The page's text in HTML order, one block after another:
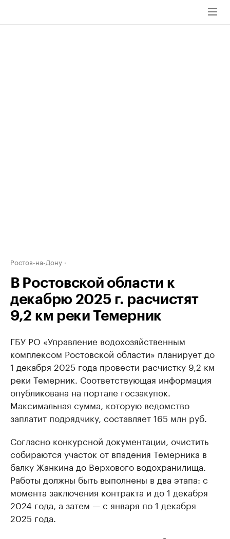
Ростов-на-Дону
В Ростовской области к
декабрю 2025 г. расчистят
9,2 км реки Темерник
ГБУ РО «Управление водохозяйственным
комплексом Ростовской области» планирует до
1 декабря 2025 года провести расчистку 9,2 км
реки Темерник. Соответствующая информация
опубликована на портале госзакупок.
Максимальная сумма, которую ведомство
заплатит подрядчику, составляет 165 млн руб.
Согласно конкурсной документации, очистить
собираются участок от впадения Темерника в
балку Жанкина до Верхового водохранилища.
Работы должны быть выполнены в два этапа: с
момента заключения контракта и до 1 декабря
2024 года, а затем — с января по 1 декабря
2025 года.